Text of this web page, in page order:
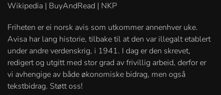
Wikipedia | BuyAndRead | NKP
Friheten er ei norsk avis som utkommer annenhver uke.
Avisa har lang historie, tilbake til at den var illegalt etablert
under andre verdenskrig, i 1941. I dag er den skrevet,
redigert og utgitt med stor grad av frivillig arbeid, derfor er
vi avhengige av både økonomiske bidrag, men også
tekstbidrag. Støtt oss!